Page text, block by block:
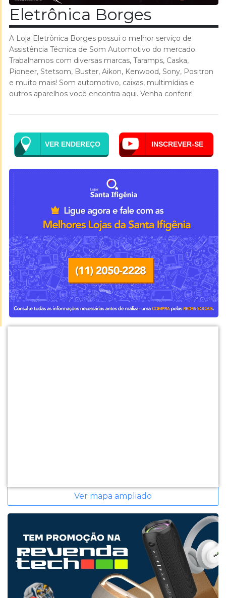
Eletrônica Borges
A Loja Eletrônica Borges possui o melhor serviço de
Assistência Técnica de Som Automotivo do mercado.
Trabalhamos com diversas marcas, Taramps, Caska,
Pioneer, Stetsom, Buster, Aikon, Kenwood, Sony, Positron
e muito mais! Som automotivo, caixas, multimídias e
outros aparelhos você encontra aqui. Venha conferir!
VER ENDEREÇO INSCREVER-SE
Ver mapa ampliado